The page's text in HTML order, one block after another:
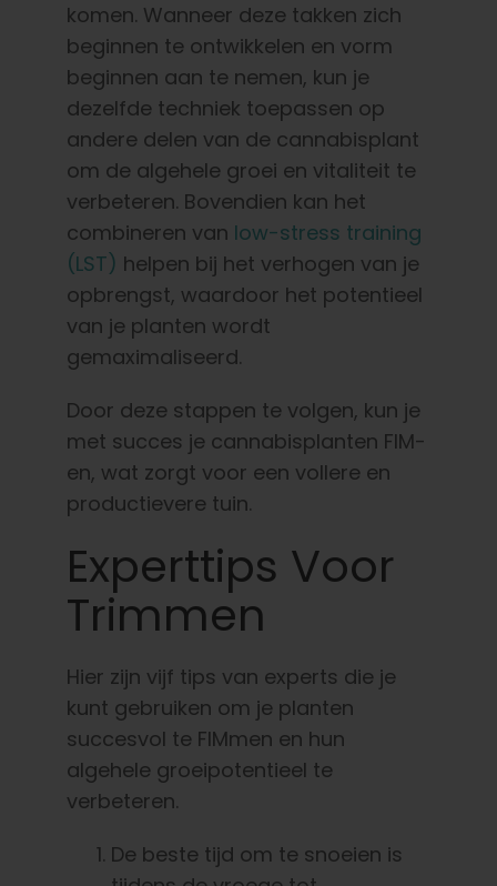
komen. Wanneer deze takken zich
beginnen te ontwikkelen en vorm
beginnen aan te nemen, kun je
dezelfde techniek toepassen op
andere delen van de cannabisplant
om de algehele groei en vitaliteit te
verbeteren. Bovendien kan het
combineren van low-stress training
(LST) helpen bij het verhogen van je
opbrengst, waardoor het potentieel
van je planten wordt
gemaximaliseerd.
Door deze stappen te volgen, kun je
met succes je cannabisplanten FIM-
en, wat zorgt voor een vollere en
productievere tuin.
Experttips Voor
Trimmen
Hier zijn vijf tips van experts die je
kunt gebruiken om je planten
succesvol te FIMmen en hun
algehele groeipotentieel te
verbeteren.
De beste tijd om te snoeien is